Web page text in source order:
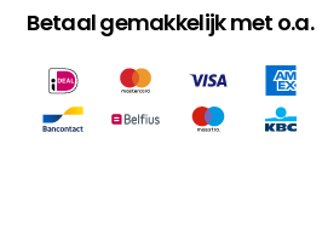
aantal
Betaal gemakkelijk met o.a.